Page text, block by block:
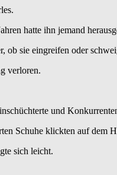
hatte ihn jemand
ob sie eingreifen oder
verloren.
und
Schuhe klickten auf dem
sich leicht.